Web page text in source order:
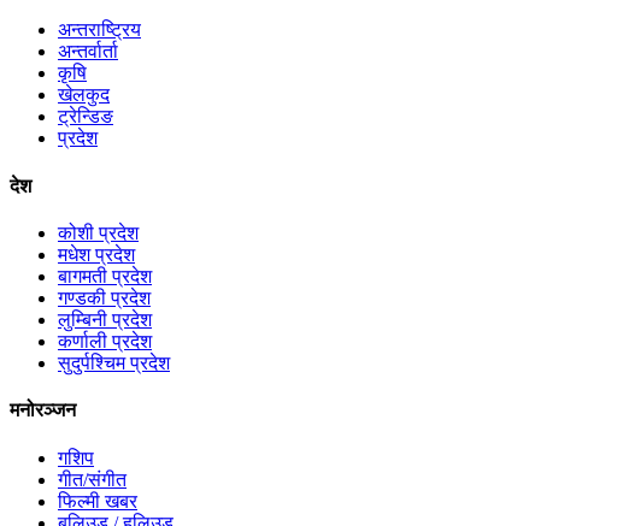
अन्तराष्ट्रिय
अन्तर्वार्ता
कृषि
खेलकुद
ट्रेन्डिङ
प्रदेश
देश
कोशी प्रदेश
मधेश प्रदेश
बागमती प्रदेश
गण्डकी प्रदेश
लुम्बिनी प्रदेश
कर्णाली प्रदेश
सुदुर्पश्चिम प्रदेश
मनोरञ्जन
गशिप
गीत/संगीत
फिल्मी खबर